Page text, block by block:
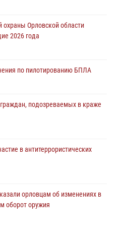
в учениях на избирательном
незарегистрированное
охраны Орловской области
2026 года
по пилотированию БПЛА
подозреваемых в краже
в антитеррористических
орловцам об изменениях в
оборот оружия